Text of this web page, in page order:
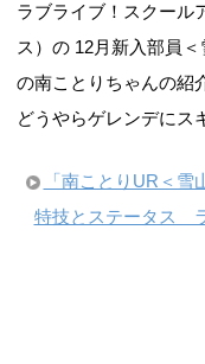
ラブライブ！スクール
ス）の 12月新入部員
の南ことりちゃんの紹
どうやらゲレンデにス
「南ことりUR＜
特技とステータス